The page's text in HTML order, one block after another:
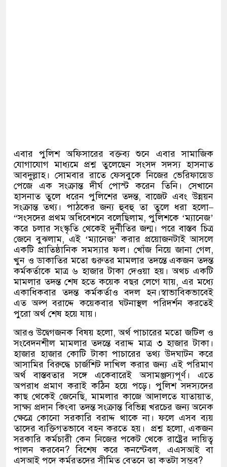
এবার পুলিশ অফিসারের বক্তব্য শুনে এবার সামাজিক
যোগাযোগ মাধ্যমে প্রশ্ন তুলেছেন সংসদ সদস্য হাসনাত
আবদুল্লাহ। সোমবার রাতে ফেসবুকে নিজের ভেরিফায়েড
পেজে এক সংক্রান্ত দীর্ঘ পোস্ট করেন তিনি। সেখানে
হাসনাত তুলে ধরেন পুলিশের তদন্ত,বাজেট এবং উন্নয়ন
সংক্রান্ত তথ্য। পাঠকের জন্য হুবহু তা তুলে ধরা হলো–
“সংসদের প্রথম অধিবেশনে বলেছিলাম,পুলিশকে ‘ম্যানেজ’
করে চলার সংস্কৃতি থেকেই দুর্নীতির জন্ম। পরে বাস্তব চিত্র
জেনে বুঝলাম, এই‘ম্যানেজ’করার প্রয়োজনটাই আসলে
একটি প্রাতিষ্ঠানিক সমস্যার ফল। খোঁজ নিয়ে জানা গেল,
খুন ও ডাকাতির মতো গুরুতর মামলার তদন্তে একজন তদন্ত
কর্মকর্তাকে মাত্র ৬ হাজার টাকা দেওয়া হয়। অথচ একটি
মামলার তদন্ত শেষ হতে কয়েক বছর লেগে যায়,এর মধ্যে
একাধিকবার তদন্ত কর্মকর্তাও বদল হন।স্বাভাবিকভাবেই
এত অল্প বরাদ্দে কয়েকবার ঘটনাস্থল পরিদর্শন করতেই
পুরো অর্থ শেষ হয়ে যায়।
আরও উদ্বেগজনক বিষয় হলো,অর্থ পাচারের মতো জটিল ও
সংবেদনশীল মামলার তদন্তে বরাদ্দ মাত্র ৩ হাজার টাকা।
হাজার হাজার কোটি টাকা পাচারের তথ্য উদ্ঘাটন করে
আসামির বিরুদ্ধে চার্জশিট দাখিল করার জন্য এই পরিমাণ
অর্থ বাস্তবতার সঙ্গে একেবারেই অসামঞ্জস্যপূর্ণ। এতে
অপরাধ প্রমাণ করাই কঠিন হয়ে পড়ে। পুলিশ সদস্যদের
কাছ থেকেই জেনেছি,মামলার কাজে আদালতে যাতায়াত,
সাক্ষ্য প্রদান কিংবা তদন্ত সংক্রান্ত বিভিন্ন খরচের জন্য অনেক
ক্ষেত্রে কোনো সরকারি বরাদ্দ থাকে না। ফলে এসব ব্যয়
তাদের ব্যক্তিগতভাবে বহন করতে হয়।
প্রশ্ন হলো, একজন
সরকারি কর্মচারী কেন নিজের পকেট থেকে রাষ্ট্রের দায়িত্ব
পালন করবেন?বিশেষ করে কনস্টেবল, এএসআই বা
এসআই পদে কর্মরতদের সীমিত বেতনে তা কতটা সম্ভব?